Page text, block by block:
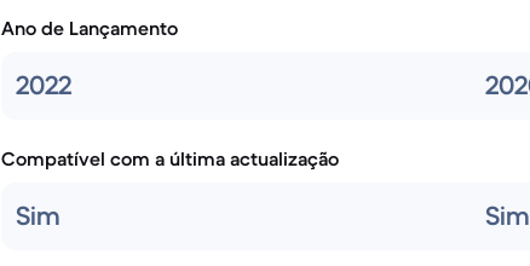
Ano de Lançamento
2022
Compatível com a última actualização
Sim Sim